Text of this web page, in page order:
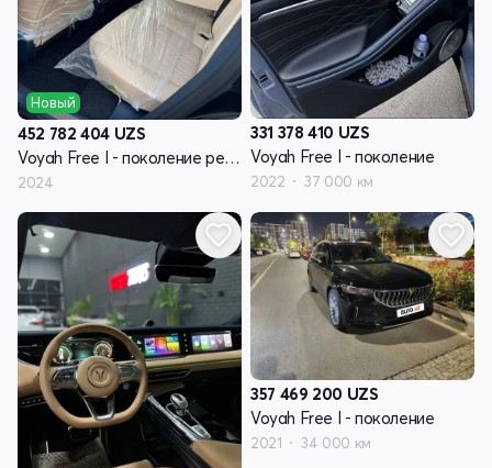
Новый
452 782 404 UZS
Voyah Free I - поколение рестайлинг
2024
331 378 410 UZS
Voyah Free I - поколение
2022 37 000 км
357 469 200 UZS
Voyah Free I - поколение
2021 34 000 км